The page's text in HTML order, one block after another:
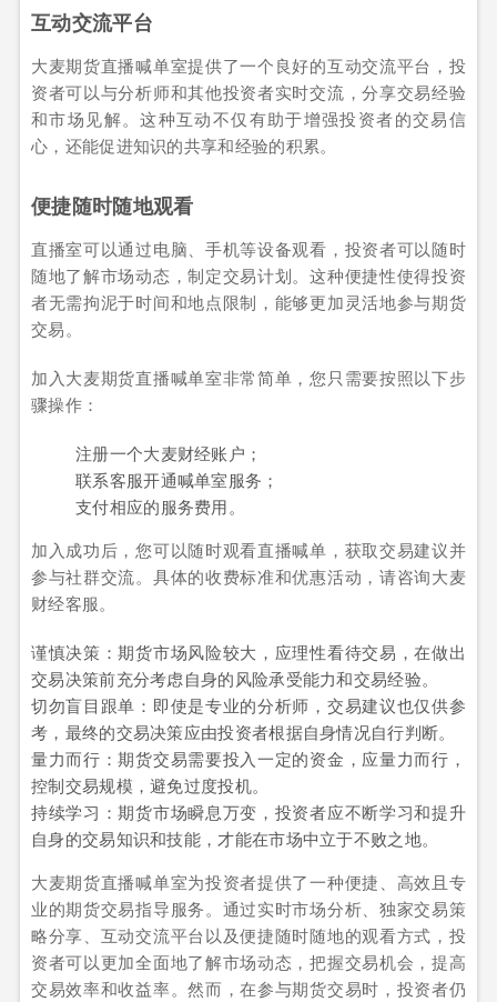
互动交流平台
大麦期货直播喊单室提供了一个良好的互动交流平台，投
资者可以与分析师和其他投资者实时交流，分享交易经验
和市场见解。这种互动不仅有助于增强投资者的交易信
心，还能促进知识的共享和经验的积累。
便捷随时随地观看
直播室可以通过电脑、手机等设备观看，投资者可以随时
随地了解市场动态，制定交易计划。这种便捷性使得投资
者无需拘泥于时间和地点限制，能够更加灵活地参与期货
交易。
加入大麦期货直播喊单室非常简单，您只需要按照以下步
骤操作：
注册一个大麦财经账户；
联系客服开通喊单室服务；
支付相应的服务费用。
加入成功后，您可以随时观看直播喊单，获取交易建议并
参与社群交流。具体的收费标准和优惠活动，请咨询大麦
财经客服。
谨慎决策：期货市场风险较大，应理性看待交易，在做出
交易决策前充分考虑自身的风险承受能力和交易经验。
切勿盲目跟单：即使是专业的分析师，交易建议也仅供参
考，最终的交易决策应由投资者根据自身情况自行判断。
量力而行：期货交易需要投入一定的资金，应量力而行，
控制交易规模，避免过度投机。
持续学习：期货市场瞬息万变，投资者应不断学习和提升
自身的交易知识和技能，才能在市场中立于不败之地。
大麦期货直播喊单室为投资者提供了一种便捷、高效且专
业的期货交易指导服务。通过实时市场分析、独家交易策
略分享、互动交流平台以及便捷随时随地的观看方式，投
资者可以更加全面地了解市场动态，把握交易机会，提高
交易效率和收益率。然而，在参与期货交易时，投资者仍